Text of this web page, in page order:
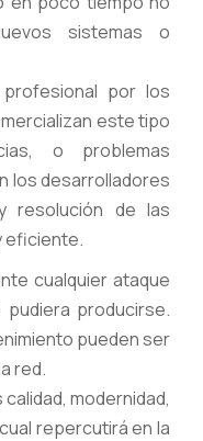
sistemas o
por los
este tipo
o problemas
los desarrolladores
resolución de las
eficiente.
cualquier ataque
producirse.
pueden ser
red.
modernidad,
repercutirá en la